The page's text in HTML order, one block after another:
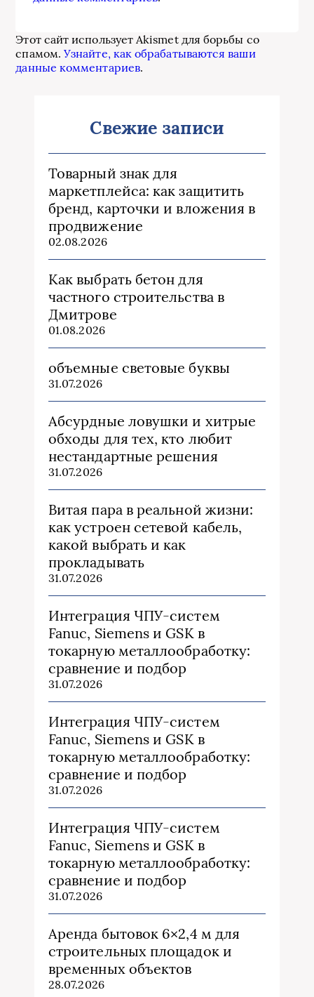
Этот сайт использует Akismet для борьбы со
спамом.Узнайте, как обрабатываются ваши
данные комментариев.
Свежие записи
Товарный знак для
маркетплейса: как защитить
бренд, карточки и вложения в
продвижение
02.08.2026
Как выбрать бетон для
частного строительства в
Дмитрове
01.08.2026
объемные световые буквы
31.07.2026
Абсурдные ловушки и хитрые
обходы для тех, кто любит
нестандартные решения
31.07.2026
Витая пара в реальной жизни:
как устроен сетевой кабель,
какой выбрать и как
прокладывать
31.07.2026
Интеграция ЧПУ-систем
Fanuc, Siemens и GSK в
токарную металлообработку:
сравнение и подбор
31.07.2026
Интеграция ЧПУ-систем
Fanuc, Siemens и GSK в
токарную металлообработку:
сравнение и подбор
31.07.2026
Интеграция ЧПУ-систем
Fanuc, Siemens и GSK в
токарную металлообработку:
сравнение и подбор
31.07.2026
Аренда бытовок 6×2,4 м для
строительных площадок и
временных объектов
28.07.2026